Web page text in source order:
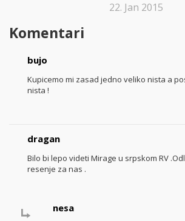
22. Jan 2015
Komentari
bujo
Kupicemo mi zasad jedno veliko nista a
nista !
dragan
Bilo bi lepo videti Mirage u srpskom RV
resenje za nas .
nesa